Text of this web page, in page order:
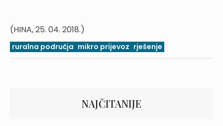
(HINA, 25. 04. 2018.)
ruralna područja mikro prijevoz rješenje
NAJČITANIJE